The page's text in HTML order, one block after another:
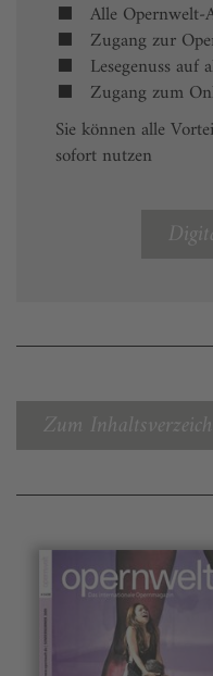
Alle Opernwelt-
Zugang zur
Lesegenuss auf
Zugang zum
Sie können alle
sofort nutzen
Zum